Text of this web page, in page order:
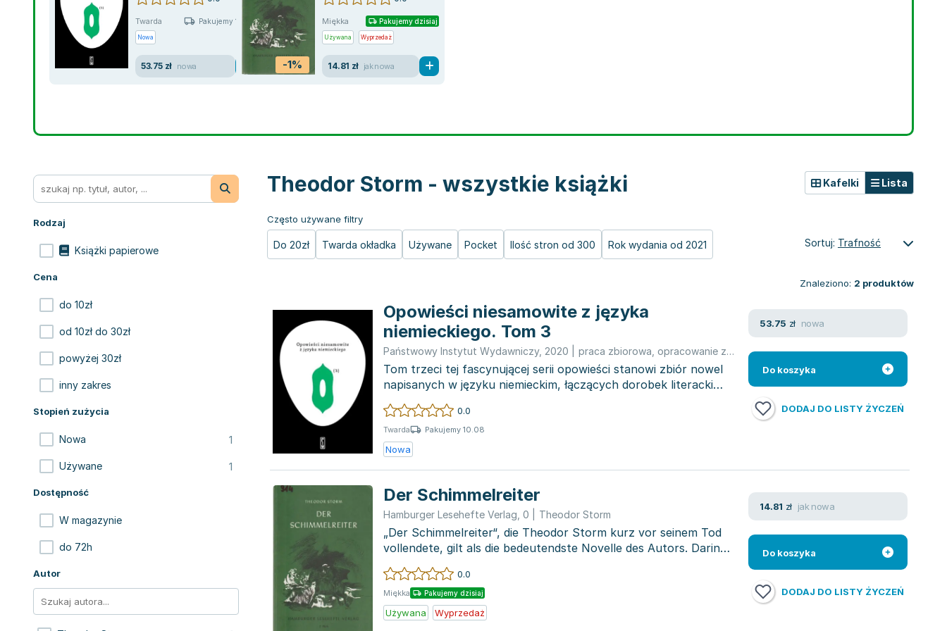
Twarda Pakujemy 10.08
Nowa
53.75 zł nowa -1%
Miękka Pakujemy dzisiaj
Używana Wyprzedaż
14.81 zł jak nowa
Rodzaj
Książki papierowe
Cena
do 10zł
od 10zł do 30zł
powyżej 30zł
inny zakres
Stopień zużycia
Nowa 1
Używane 1
Dostępność
W magazynie
do 72h
Autor
Theodor Storm - wszystkie książki
Często używane filtry
Do 20zł Twarda okładka Używane Pocket Ilość stron od 300 Rok wydania od 2021
Kafelki Lista
Sortuj: Trafność
Znaleziono: 2 produktów
Opowieści niesamowite z języka
niemieckiego. Tom 3
Państwowy Instytut Wydawniczy, 2020 praca zbiorowa opracowanie zbiorowe ,Ludwig Bechstein,Joseph von
Tom trzeci tej fascynującej serii opowieści stanowi zbiór nowel
napisanych w języku niemieckim, łączących dorobek literacki
twórcó...
0.0
Twarda Pakujemy 10.08
Nowa
53.75 zł nowa
Do koszyka
DODAJ DO LISTY ŻYCZEŃ
Der Schimmelreiter
Hamburger Lesehefte Verlag 0 Theodor Storm
„Der Schimmelreiter“, die Theodor Storm kurz vor seinem Tod
vollendete, gilt als die bedeutendste Novelle des Autors. Darin
beschr...
0.0
Miękka Pakujemy dzisiaj
Używana Wyprzedaż
14.81 zł jak nowa
Do koszyka
DODAJ DO LISTY ŻYCZEŃ